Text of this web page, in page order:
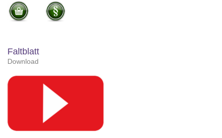
Faltblatt
Download